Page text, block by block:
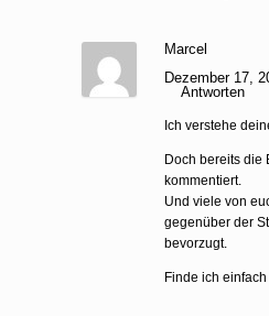
Marcel
Dezember 17,
Antworten
Ich verstehe
Doch bereits die
kommentiert.
Und viele von
gegenüber der
bevorzugt.
Finde ich